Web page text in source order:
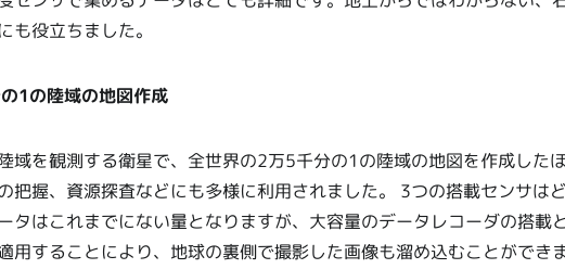
も役立ちました。
1の陸域の地図作成
域を観測する衛星で、全世界の2万5千分の1の陸域の地図を作成した
把握、資源探査などにも多様に利用されました。 3つの搭載センサは
タはこれまでにない量となりますが、大容量のデータレコーダの搭載
用することにより、地球の裏側で撮影した画像も溜め込むことができ